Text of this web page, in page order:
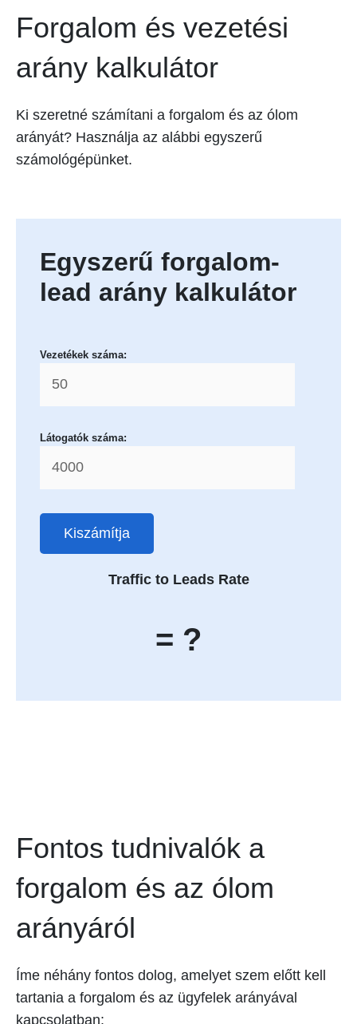
Forgalom és vezetési
arány kalkulátor
Ki szeretné számítani a forgalom és az ólom
arányát? Használja az alábbi egyszerű
számológépünket.
Egyszerű forgalom-
lead arány kalkulátor
Vezetékek száma:
Látogatók száma:
Kiszámítja
Traffic to Leads Rate
= ?
Fontos tudnivalók a
forgalom és az ólom
arányáról
Íme néhány fontos dolog, amelyet szem előtt kell
tartania a forgalom és az ügyfelek arányával
kapcsolatban: